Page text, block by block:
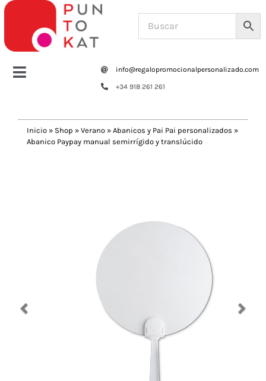
Saltar
contenido
Toggle
Tazas y botellas
Navidad 🎄 Invierno
info@regalopromocionalpersonalizado.com
+34 918 261 261
Inicio » Shop » Verano » Abanicos y Pai Pai personalizados »
Abanico Paypay manual semirrígido y translúcido